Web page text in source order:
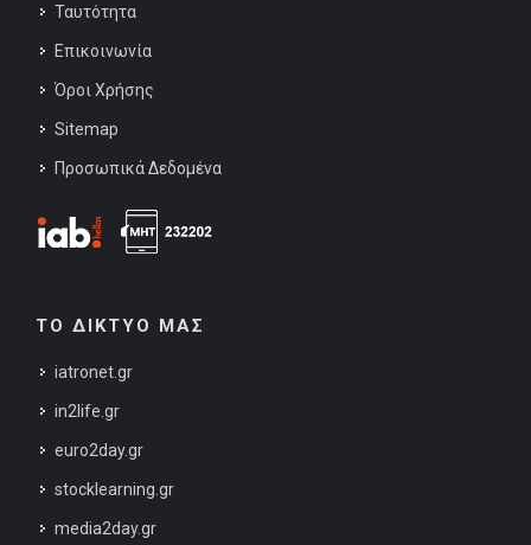
Ταυτότητα
Επικοινωνία
Όροι Χρήσης
Sitemap
Προσωπικά Δεδομένα
ΤΟ ΔΙΚΤΥΟ ΜΑΣ
iatronet.gr
in2life.gr
euro2day.gr
stocklearning.gr
media2day.gr